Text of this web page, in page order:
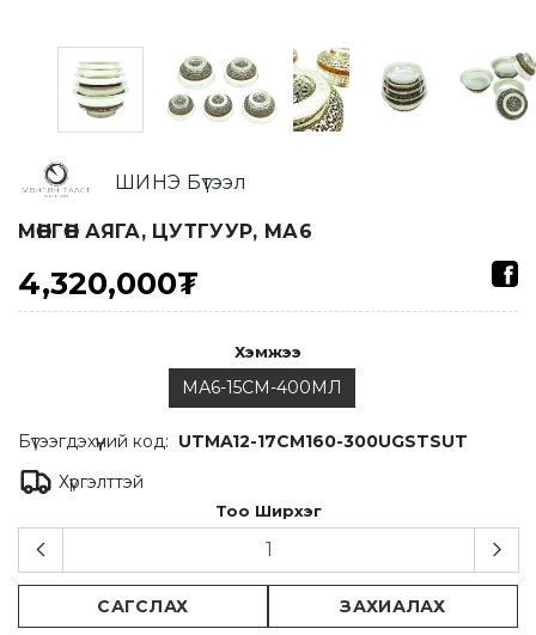
ШИНЭ Бүтээл
МӨНГӨН АЯГА, ЦУТГУУР, МА6
4,320,000₮
Хэмжээ
МА6-15СМ-400МЛ
Бүтээгдэхүүний код: UTMA12-17CM160-300UGSTSUT
Хүргэлттэй
Тоо Ширхэг
САГСЛАХ ЗАХИАЛАХ